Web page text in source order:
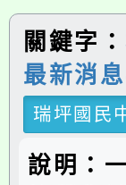
關鍵字：
最新消
瑞坪國民
說明：